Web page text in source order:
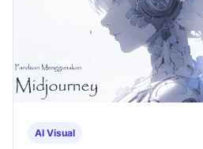
AI Visual